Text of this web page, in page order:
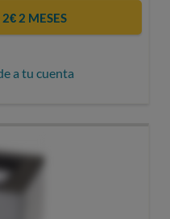
2 MESES
a tu cuenta